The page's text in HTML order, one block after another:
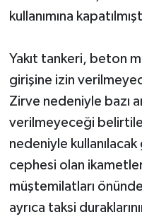
kullanımına
Yakıt tankeri, beton
girişine izin
Zirve nedeniyle bazı
verilmeyeceği
nedeniyle
cephesi olan
müştemilatları
ayrıca taksi